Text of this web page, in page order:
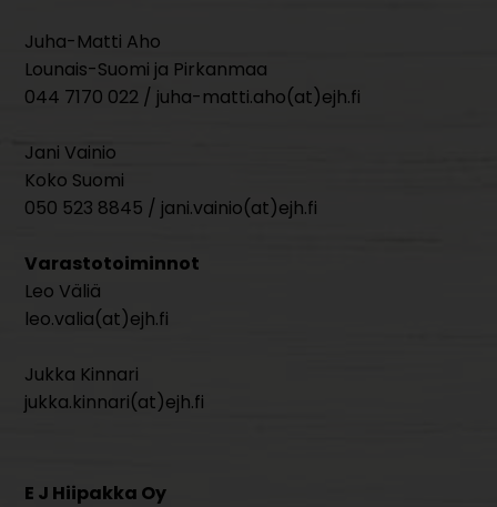
Juha-Matti Aho
Lounais-Suomi ja Pirkanmaa
044 7170 022 / juha-matti.aho(at)ejh.fi
Jani Vainio
Koko Suomi
050 523 8845 / jani.vainio(at)ejh.fi
Varastotoiminnot
Leo Väliä
leo.valia(at)ejh.fi
Jukka Kinnari
jukka.kinnari(at)ejh.fi
E J Hiipakka Oy